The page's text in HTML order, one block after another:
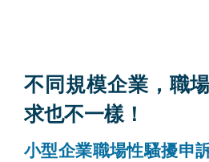
不同規模企業，職
求也不一樣！
小型企業職場性騷擾申